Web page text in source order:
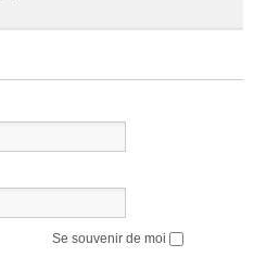
Se souvenir de moi